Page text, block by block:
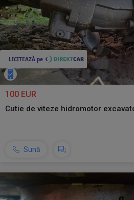
100 EUR
Cutie de viteze hidromotor
Sună